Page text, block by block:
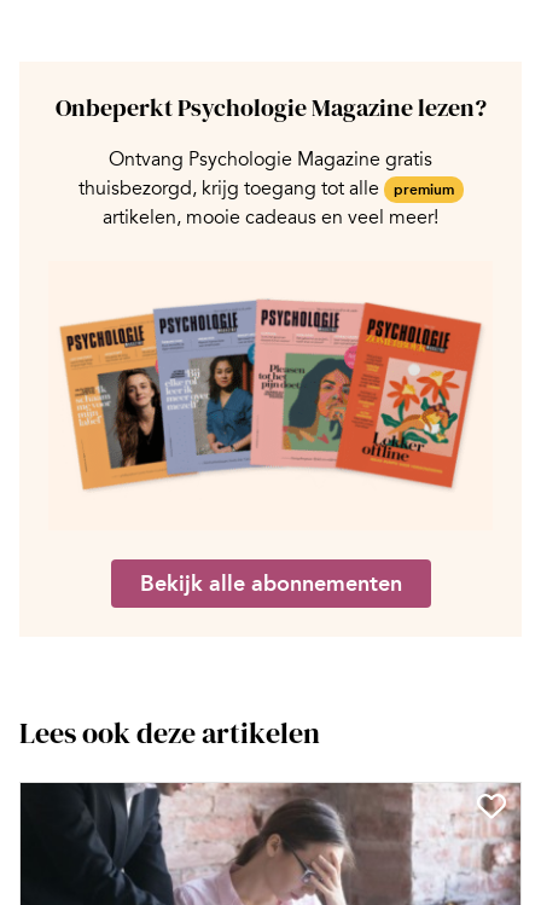
Onbeperkt Psychologie Magazine lezen?
Ontvang Psychologie Magazine gratis
thuisbezorgd, krijg toegang tot alle
premium
artikelen, mooie cadeaus en veel meer!
Bekijk alle abonnementen
Lees ook deze artikelen